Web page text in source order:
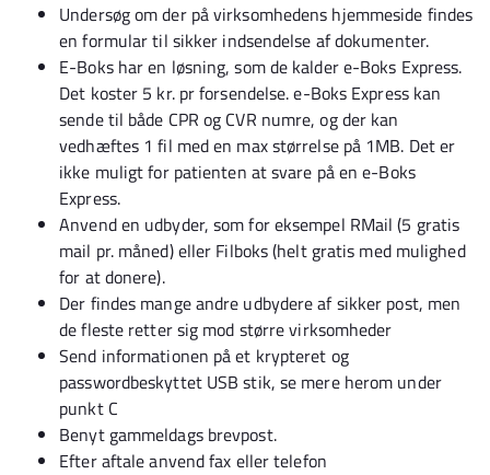
Undersøg om der på virksomhedens hjemmeside findes
en formular til sikker indsendelse af dokumenter.
E-Boks har en løsning, som de kalder e-Boks Express.
Det koster 5 kr. pr forsendelse. e-Boks Express kan
sende til både CPR og CVR numre, og der kan
vedhæftes 1 fil med en max størrelse på 1MB. Det er
ikke muligt for patienten at svare på en e-Boks
Express.
Anvend en udbyder, som for eksempel RMail (5 gratis
mail pr. måned) eller Filboks (helt gratis med mulighed
for at donere).
Der findes mange andre udbydere af sikker post, men
de fleste retter sig mod større virksomheder
Send informationen på et krypteret og
passwordbeskyttet USB stik, se mere herom under
punkt C
Benyt gammeldags brevpost.
Efter aftale anvend fax eller telefon